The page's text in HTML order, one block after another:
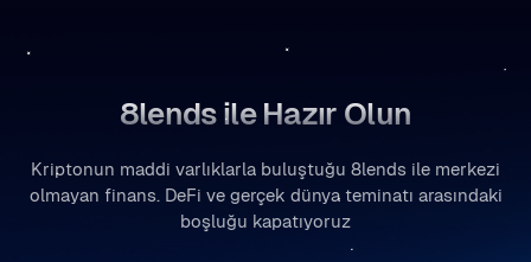
8lends ile Hazır Olun
Kriptonun maddi varlıklarla buluştuğu 8lends ile merkezi
olmayan finans. DeFi ve gerçek dünya teminatı arasındaki
boşluğu kapatıyoruz